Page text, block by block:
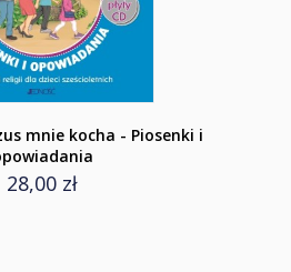
mnie kocha - Piosenki i
28,00 zł